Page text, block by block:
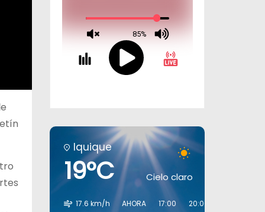
Iquique
19°C Cielo claro
17.6 km/h
AHORA 17:00 20:00